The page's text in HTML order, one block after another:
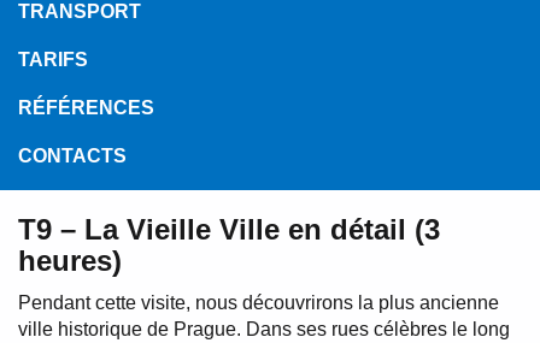
TRANSPORT
TARIFS
RÉFÉRENCES
CONTACTS
T9 – La Vieille Ville en détail (3
heures)
Pendant cette visite, nous découvrirons la plus ancienne
ville historique de Prague. Dans ses rues célèbres le long